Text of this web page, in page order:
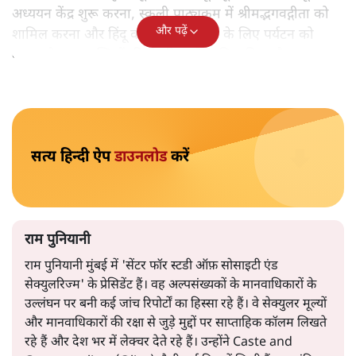
अपने तरीके से और निखारने के लिए कर रहा है। बीजेपी शासित
राज्यों के मुख्यमंत्रियों की तरफ से तो पूरे-पूरे पन्ने के विज्ञापन
अखबारों में छपवाकर मोदी की ‘बड़ी’ उपलब्धियों का बखान किया
इन उपलब्धियों में देश के 81 करोड़ गरीबों को हर महीने राशन, 4
करोड़ पीएम आवास घर, उज्ज्वला एलपीजी कनेक्शन (10.5
करोड़) और 12 करोड़ शौचालय जैसे दावों को प्रमुखता से सामने
रखा गया है। इनके अलावा जन धन खाते, मेट्रो नेटवर्क, युवाओं की
स्किल ट्रेनिंग, आयुष्मान भारत, मुफ़्त इलाज, डिफेंस एक्सपोर्ट और
विकास कहाँ हो रहा?
लेकिन अयोध्या में भव्य राम मंदिर का निर्माण, काशी विश्वनाथ
कॉरिडोर, केदारनाथ धाम और उज्जैन में महाकाल धाम जैसी
जगहों के विकास को खास तौर पर उभारा जा रहा है। उत्तराखंड के
मुख्यमंत्री ने तो इस दिशा में सबसे आगे बढ़कर कई कदम उठाए हैं,